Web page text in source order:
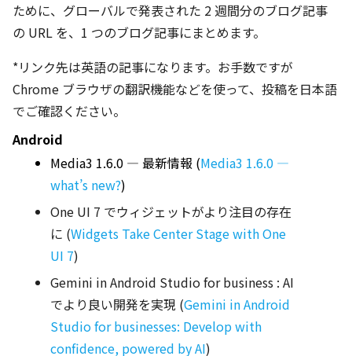
ために、グローバルで発表された 2 週間分のブログ記事
の URL を、1 つのブログ記事にまとめます。
*リンク先は英語の記事になります。お手数ですが
Chrome ブラウザの翻訳機能などを使って、投稿を日本語
でご確認ください。
Android
Media3 1.6.0 — 最新情報 (Media3 1.6.0 —
what’s new?)
One UI 7 でウィジェットがより注目の存在
に (Widgets Take Center Stage with One
UI 7)
Gemini in Android Studio for business : AI
でより良い開発を実現 (Gemini in Android
Studio for businesses: Develop with
confidence, powered by AI)